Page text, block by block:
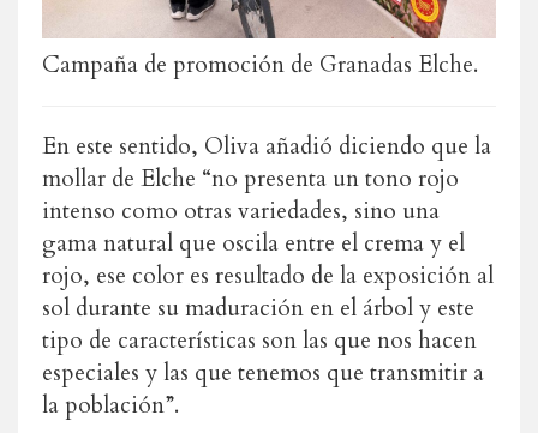
Campaña de promoción de Granadas Elche.
En este sentido, Oliva añadió diciendo que la
mollar de Elche “no presenta un tono rojo
intenso como otras variedades, sino una
gama natural que oscila entre el crema y el
rojo, ese color es resultado de la exposición al
sol durante su maduración en el árbol y este
tipo de características son las que nos hacen
especiales y las que tenemos que transmitir a
la población”.